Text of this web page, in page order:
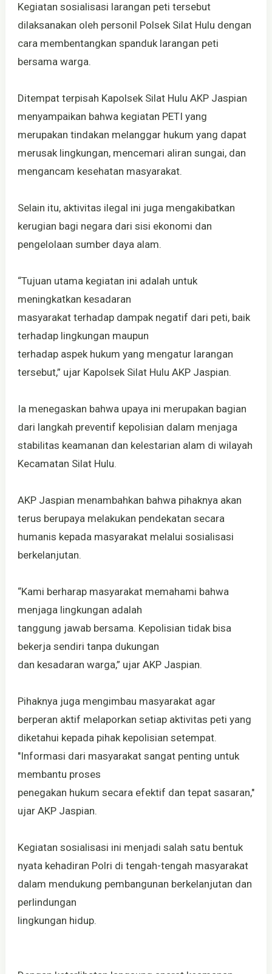
Kegiatan sosialisasi larangan peti tersebut
dilaksanakan oleh personil Polsek Silat Hulu dengan
cara membentangkan spanduk larangan peti
bersama warga.
Ditempat terpisah Kapolsek Silat Hulu AKP Jaspian
menyampaikan bahwa kegiatan PETI yang
merupakan tindakan melanggar hukum yang dapat
merusak lingkungan, mencemari aliran sungai, dan
mengancam kesehatan masyarakat.
Selain itu, aktivitas ilegal ini juga mengakibatkan
kerugian bagi negara dari sisi ekonomi dan
pengelolaan sumber daya alam.
“Tujuan utama kegiatan ini adalah untuk
meningkatkan kesadaran
masyarakat terhadap dampak negatif dari peti, baik
terhadap lingkungan maupun
terhadap aspek hukum yang mengatur larangan
tersebut,” ujar Kapolsek Silat Hulu AKP Jaspian.
Ia menegaskan bahwa upaya ini merupakan bagian
dari langkah preventif kepolisian dalam menjaga
stabilitas keamanan dan kelestarian alam di wilayah
Kecamatan Silat Hulu.
AKP Jaspian menambahkan bahwa pihaknya akan
terus berupaya melakukan pendekatan secara
humanis kepada masyarakat melalui sosialisasi
berkelanjutan.
“Kami berharap masyarakat memahami bahwa
menjaga lingkungan adalah
tanggung jawab bersama. Kepolisian tidak bisa
bekerja sendiri tanpa dukungan
dan kesadaran warga,” ujar AKP Jaspian.
Pihaknya juga mengimbau masyarakat agar
berperan aktif melaporkan setiap aktivitas peti yang
diketahui kepada pihak kepolisian setempat.
"Informasi dari masyarakat sangat penting untuk
membantu proses
penegakan hukum secara efektif dan tepat sasaran,"
ujar AKP Jaspian.
Kegiatan sosialisasi ini menjadi salah satu bentuk
nyata kehadiran Polri di tengah-tengah masyarakat
dalam mendukung pembangunan berkelanjutan dan
perlindungan
lingkungan hidup.